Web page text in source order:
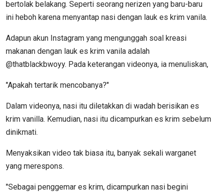
bertolak belakang. Seperti seorang nerizen yang baru-baru
ini heboh karena menyantap nasi dengan lauk es krim vanila.
Adapun akun Instagram yang mengunggah soal kreasi
makanan dengan lauk es krim vanila adalah
@thatblackbwoyy. Pada keterangan videonya, ia menuliskan,
"Apakah tertarik mencobanya?"
Dalam videonya, nasi itu diletakkan di wadah berisikan es
krim vanilla. Kemudian, nasi itu dicampurkan es krim sebelum
dinikmati.
Menyaksikan video tak biasa itu, banyak sekali warganet
yang merespons.
"Sebagai penggemar es krim, dicampurkan nasi begini